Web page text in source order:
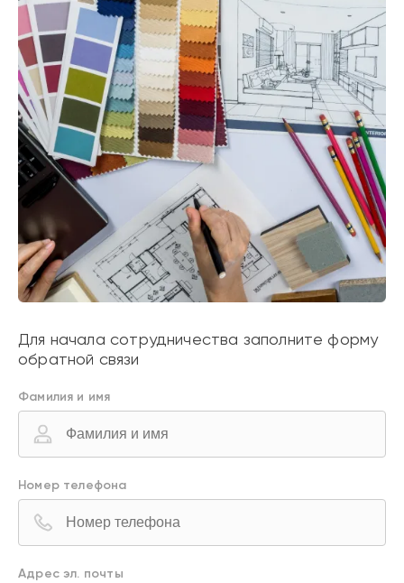
Для начала сотрудничества заполните форму
обратной связи
Фамилия и имя
Номер телефона
Адрес эл. почты